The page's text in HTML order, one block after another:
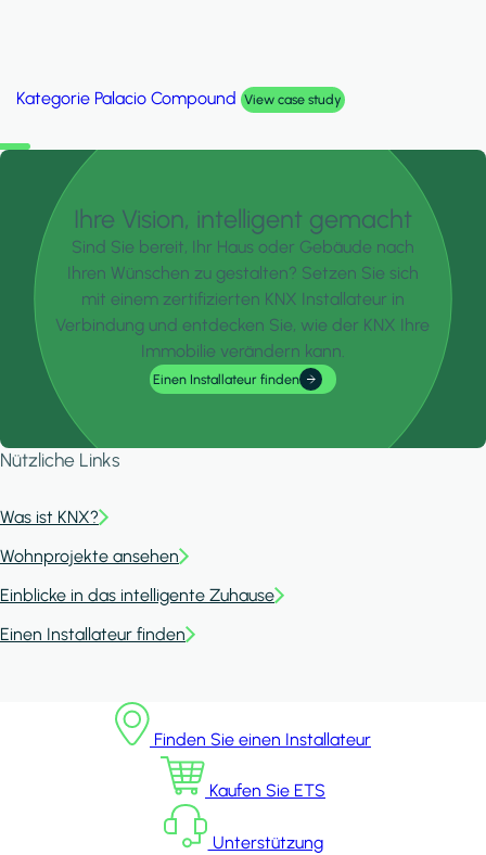
Kategorie Palacio Compound View case study
Ihre Vision, intelligent gemacht
Sind Sie bereit, Ihr Haus oder Gebäude nach
Ihren Wünschen zu gestalten? Setzen Sie sich
mit einem zertifizierten KNX Installateur in
Verbindung und entdecken Sie, wie der KNX Ihre
Immobilie verändern kann.
Einen Installateur finden
Nützliche Links
Was ist KNX?
Wohnprojekte ansehen
Einblicke in das intelligente Zuhause
Einen Installateur finden
Finden Sie einen Installateur
Kaufen Sie ETS
Unterstützung